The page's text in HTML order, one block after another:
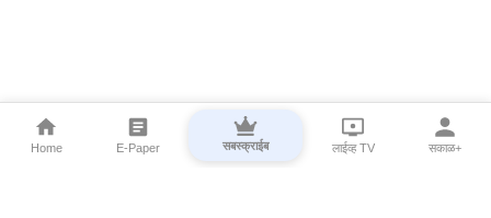
Home E-Paper सबस्क्राईब लाईव्ह TV सकाळ+